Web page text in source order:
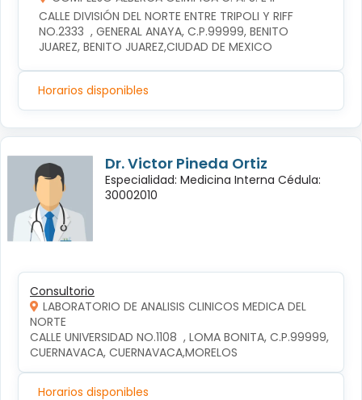
CALLE DIVISIÓN DEL NORTE ENTRE TRIPOLI Y RIFF
NO.2333  , GENERAL ANAYA, C.P.99999, BENITO
JUAREZ, BENITO JUAREZ,CIUDAD DE MEXICO
Horarios disponibles
Dr. Victor Pineda Ortiz
Especialidad: Medicina Interna Cédula:
30002010
Consultorio
LABORATORIO DE ANALISIS CLINICOS MEDICA DEL
NORTE
CALLE UNIVERSIDAD NO.1108  , LOMA BONITA, C.P.99999,
CUERNAVACA, CUERNAVACA,MORELOS
Horarios disponibles